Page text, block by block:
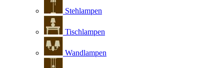
Stehlampen
Tischlampen
Wandlampen